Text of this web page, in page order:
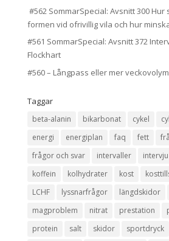
#562 SommarSpecial: Avsnitt 300
formen vid ofrivillig vila och hur
#561 SommarSpecial: Avsnitt 372
Flockhart
#560 – Långpass eller mer
Taggar
beta-alanin bikarbonat cykel
energi
energiplan faq fett
frågor och svar
intervaller intervju
koffein
kolhydrater kost
LCHF
lyssnarfrågor längdskidor
magproblem
nitrat prestation
protein
salt skidor sportdryck